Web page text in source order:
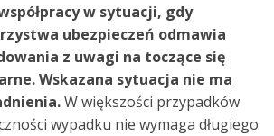
w sytuacji, gdy
ubezpieczeń odmawia
z uwagi na toczące się
Wskazana sytuacja nie ma
W większości przypadków
wypadku nie wymaga długiego